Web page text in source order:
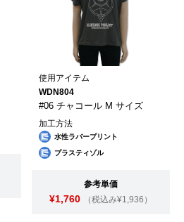
使用アイテム
WDN804
#06 チャコール M サイズ
加工方法
水性ラバープリント
プラスティゾル
参考単価
¥1,760 （税込み¥1,936）